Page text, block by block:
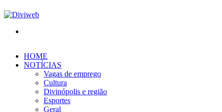
HOME
NOTÍCIAS
Vagas de emprego
Cultura
Divinópolis e região
Esportes
Geral